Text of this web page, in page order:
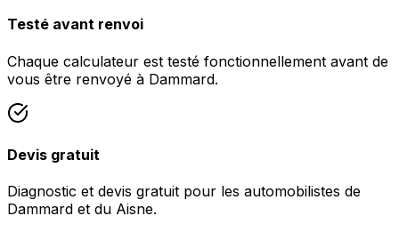
Testé avant renvoi
Chaque calculateur est testé fonctionnellement avant de
vous être renvoyé à Dammard.
Devis gratuit
Diagnostic et devis gratuit pour les automobilistes de
Dammard et du Aisne.